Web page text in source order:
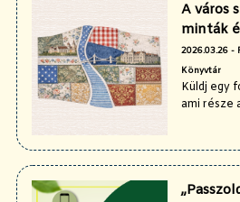
A város
minták
2026.03.26 -
Könyvtár
Küldj egy
ami része